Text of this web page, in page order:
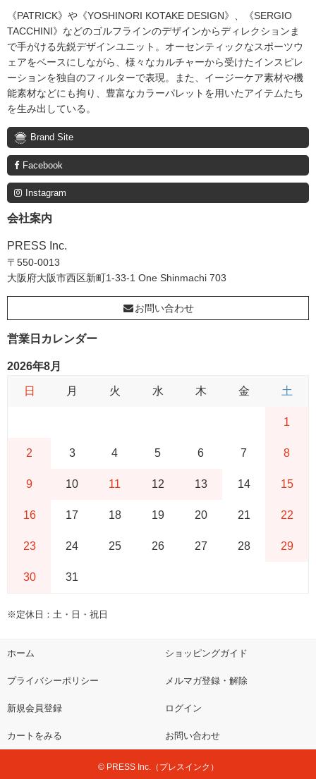
《PATRICK》や《YOSHINORI KOTAKE DESIGN》、《SERGIO
TACCHINI》などのゴルフラインのデザインからディレクションま
で手がける先鋭デザインユニット。オーセンティックなスポーツウ
ェアをベースにしながら、様々なカルチャーから受けたインスピレ
ーションを独自のフィルターで表現。また、イージーケア素材や機
能素材などにも拘り、豊富なカラーパレットを用いたアイテムたち
を生み出している。
Brand Site
Facebook
Instagram
会社案内
PRESS Inc.
〒550-0013
大阪府大阪市西区新町1-33-1 One Shinmachi 703
お問い合わせ
営業日カレンダー
2026年8月
日 月 火 水 木 金 土
1
2 3 4 5 6 7 8
9 10 11 12 13 14 15
16 17 18 19 20 21 22
23 24 25 26 27 28 29
30 31
※定休日：土・日・祝日
ホーム ショッピングガイド
プライバシーポリシー メルマガ登録・解除
新規会員登録 ログイン
カートをみる お問い合わせ
© PRESS Inc.（プレスインク）